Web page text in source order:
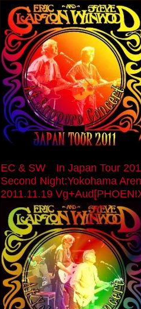
EC & SW In Japan Tour
Second Night:Yokohama
2011.11.19